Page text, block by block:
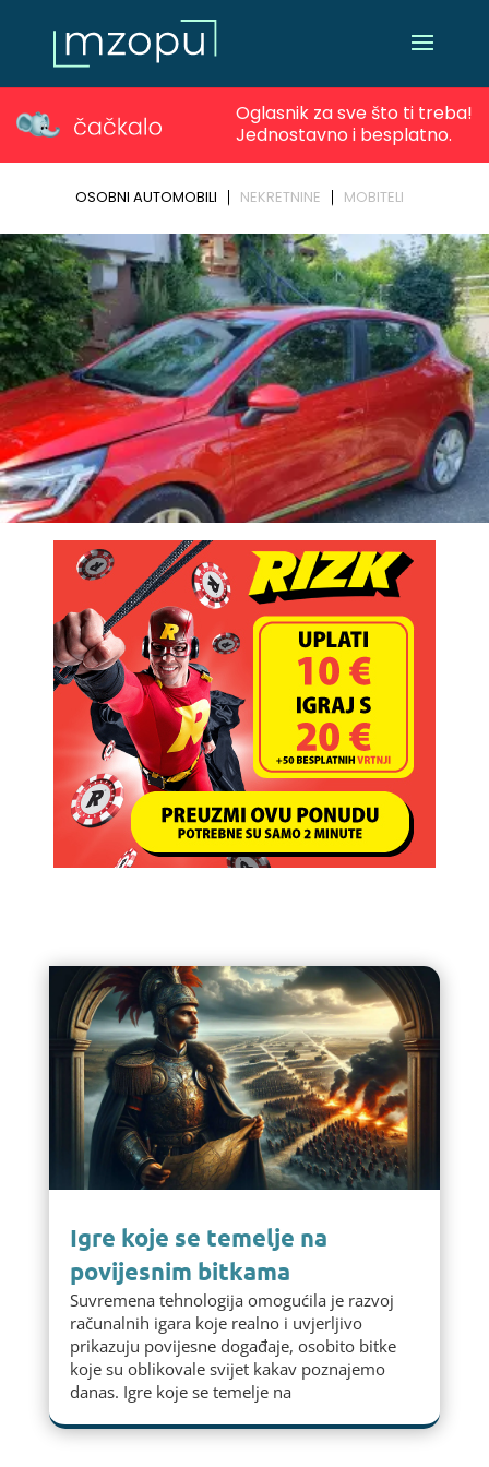
Igre koje se temelje na
povijesnim bitkama
Suvremena tehnologija omogućila je razvoj
računalnih igara koje realno i uvjerljivo
prikazuju povijesne događaje, osobito bitke
koje su oblikovale svijet kakav poznajemo
danas. Igre koje se temelje na